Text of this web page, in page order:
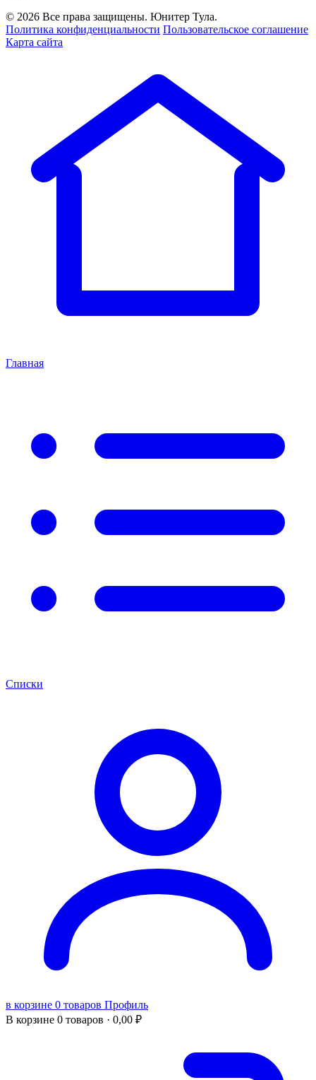
© 2026 Все права защищены. Юнитер Тула.
Политика конфиденциальности Пользовательское соглашение
Карта сайта
Главная
Списки
в корзине 0 товаров Профиль
В корзине 0 товаров · 0,00 ₽